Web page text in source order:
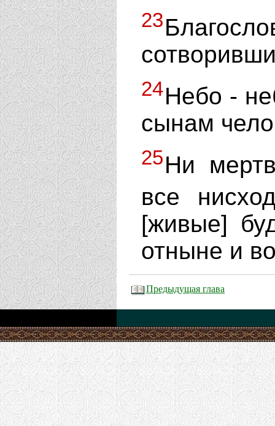
23
24Небо -
сынам
25Ни
все
[живые]
отныне и
Предыдущая глава